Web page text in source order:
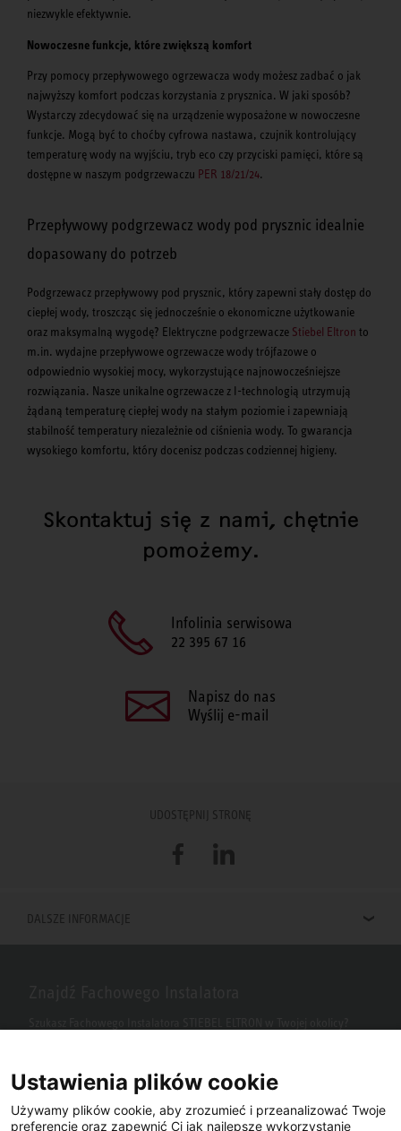
niezwykle efektywnie.
Nowoczesne funkcje, które zwiększą komfort
Przy pomocy przepływowego ogrzewacza wody możesz zadbać o jak
najwyższy komfort podczas korzystania z prysznica. W jaki sposób?
Wystarczy zdecydować się na urządzenie wyposażone w nowoczesne
funkcje. Mogą być to choćby cyfrowa nastawa, czujnik kontrolujący
temperaturę wody na wyjściu, tryb eco czy przyciski pamięci, które są
dostępne w naszym podgrzewaczu PER 18/21/24.
Przepływowy podgrzewacz wody pod prysznic idealnie
dopasowany do potrzeb
Podgrzewacz przepływowy pod prysznic, który zapewni stały dostęp do
ciepłej wody, troszcząc się jednocześnie o ekonomiczne użytkowanie
oraz maksymalną wygodę? Elektryczne podgrzewacze Stiebel Eltron to
m.in. wydajne przepływowe ogrzewacze wody trójfazowe o
odpowiednio wysokiej mocy, wykorzystujące najnowocześniejsze
rozwiązania. Nasze unikalne ogrzewacze z I-technologią utrzymują
żądaną temperaturę ciepłej wody na stałym poziomie i zapewniają
stabilność temperatury niezależnie od ciśnienia wody. To gwarancja
wysokiego komfortu, który docenisz podczas codziennej higieny.
Skontaktuj się z nami, chętnie
pomożemy.
Infolinia serwisowa
22 395 67 16
Napisz do nas
Wyślij e-mail
UDOSTĘPNIJ STRONĘ
FacebookLinkedIn
DALSZE INFORMACJE
Ustawienia plików cookie
Używamy plików cookie, aby zrozumieć i przeanalizować Twoje
preferencje oraz zapewnić Ci jak najlepsze wykorzystanie